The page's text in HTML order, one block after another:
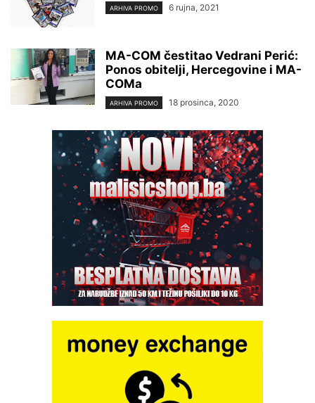
ARHIVA PROMO 6 rujna, 2021
MA-COM čestitao Vedrani Perić:
Ponos obitelji, Hercegovine i MA-
COMa
ARHIVA PROMO 18 prosinca, 2020